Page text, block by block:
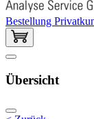
Bestellung
Übersicht